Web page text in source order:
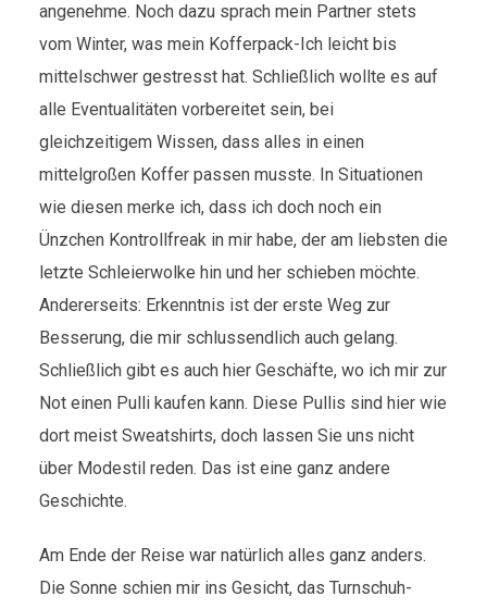
angenehme. Noch dazu sprach mein Partner stets
vom Winter, was mein Kofferpack-Ich leicht bis
mittelschwer gestresst hat. Schließlich wollte es auf
alle Eventualitäten vorbereitet sein, bei
gleichzeitigem Wissen, dass alles in einen
mittelgroßen Koffer passen musste. In Situationen
wie diesen merke ich, dass ich doch noch ein
Ünzchen Kontrollfreak in mir habe, der am liebsten die
letzte Schleierwolke hin und her schieben möchte.
Andererseits: Erkenntnis ist der erste Weg zur
Besserung, die mir schlussendlich auch gelang.
Schließlich gibt es auch hier Geschäfte, wo ich mir zur
Not einen Pulli kaufen kann. Diese Pullis sind hier wie
dort meist Sweatshirts, doch lassen Sie uns nicht
über Modestil reden. Das ist eine ganz andere
Geschichte.
Am Ende der Reise war natürlich alles ganz anders.
Die Sonne schien mir ins Gesicht, das Turnschuh-